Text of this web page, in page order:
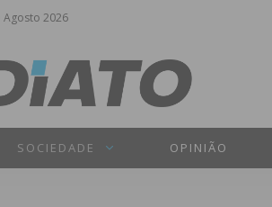
Agosto 2026
SOCIEDADE OPINIÃO